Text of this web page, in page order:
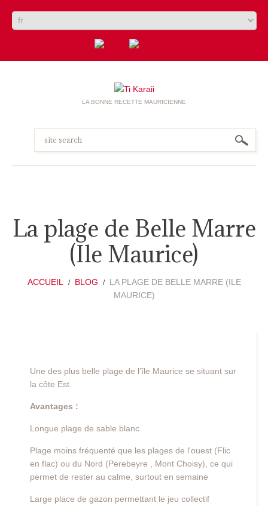
LA BONNE RECETTE MAURICIENNE
La plage de Belle Marre
(Ile Maurice)
ACCUEIL BLOG
LA PLAGE DE BELLE MARRE (ILE
MAURICE)
Une des plus belle plage de l’île Maurice se situant sur
la côte Est.
Avantages :
Longue plage de sable blanc
Plage moins fréquenté que les plages de l'ouest (Flic
en flac) ou du Nord (Perebeyre , Mont Choisy), ce qui
permet de rester au calme, surtout en semaine
Large place de gazon permettant le jeu collectif